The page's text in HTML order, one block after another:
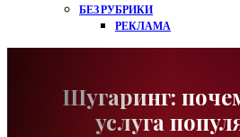
БЕЗ РУБРИКИ
РЕКЛАМА
Шугаринг:
услуга